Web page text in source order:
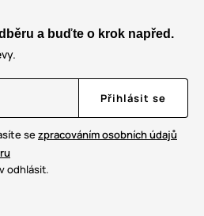
a buďte o krok napřed.
Přihlásit se
sezpracováním osobních údajů
odhlásit.